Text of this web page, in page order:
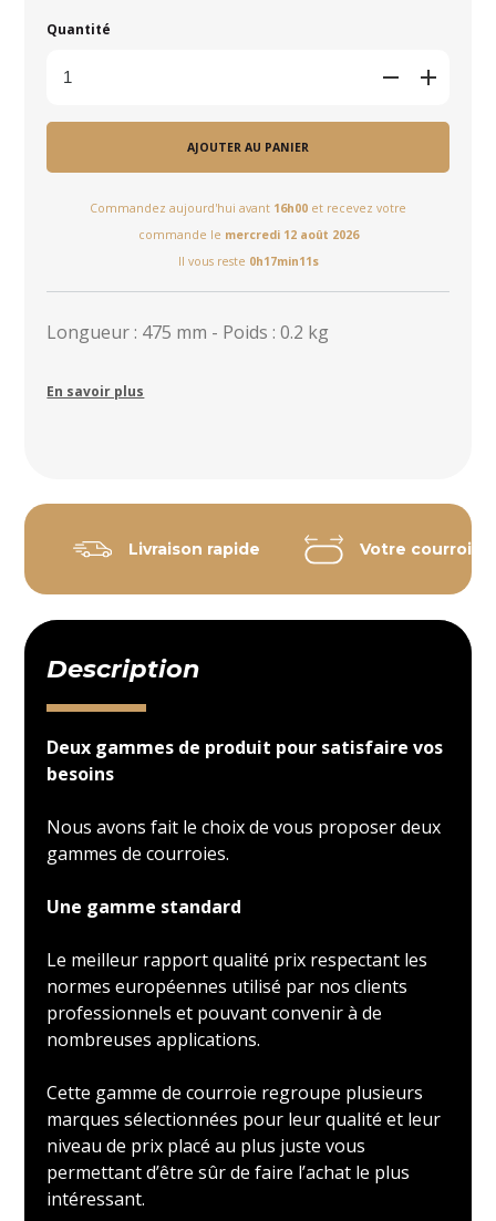
Quantité
AJOUTER AU PANIER
Commandez aujourd'hui avant 16h00 et recevez votre
commande le mercredi 12 août 2026
Il vous reste 0h17min11s
Longueur : 475 mm - Poids : 0.2 kg
En savoir plus
Livraison rapide Votre courroie
Description
Deux gammes de produit pour satisfaire vos
besoins
Nous avons fait le choix de vous proposer deux
gammes de courroies.
Une gamme standard
Le meilleur rapport qualité prix respectant les
normes européennes utilisé par nos clients
professionnels et pouvant convenir à de
nombreuses applications.
Cette gamme de courroie regroupe plusieurs
marques sélectionnées pour leur qualité et leur
niveau de prix placé au plus juste vous
permettant d’être sûr de faire l’achat le plus
intéressant.